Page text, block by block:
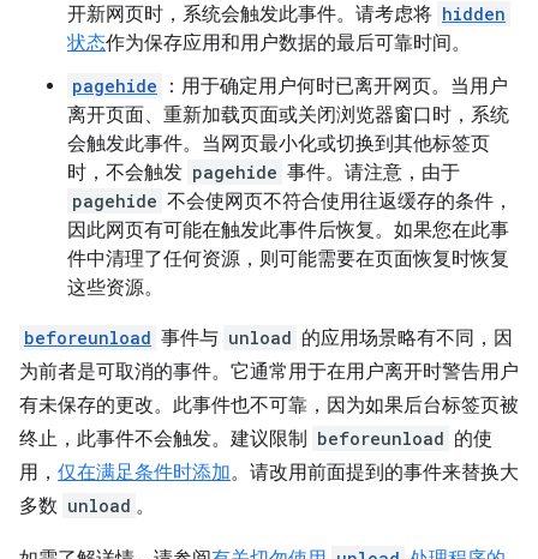
开新网页时，系统会触发此事件。请考虑将 hidden
状态作为保存应用和用户数据的最后可靠时间。
pagehide
：用于确定用户何时已离开网页。当用户
离开页面、重新加载页面或关闭浏览器窗口时，系统
会触发此事件。当网页最小化或切换到其他标签页
时，不会触发 pagehide 事件。请注意，由于
pagehide 不会使网页不符合使用往返缓存的条件，
因此网页有可能在触发此事件后恢复。如果您在此事
件中清理了任何资源，则可能需要在页面恢复时恢复
这些资源。
beforeunload 事件与 unload 的应用场景略有不同，因
为前者是可取消的事件。它通常用于在用户离开时警告用户
有未保存的更改。此事件也不可靠，因为如果后台标签页被
终止，此事件不会触发。建议限制 beforeunload 的使
用， 仅在满足条件时添加。请改用前面提到的事件来替换大
多数 unload 。